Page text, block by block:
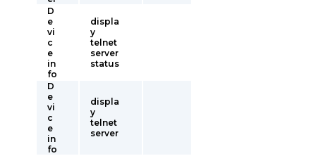
D
e
vi
c
e
in
fo
displa
y
telnet
server
status
D
e
vi
c
e
in
fo
displa
y
telnet
server